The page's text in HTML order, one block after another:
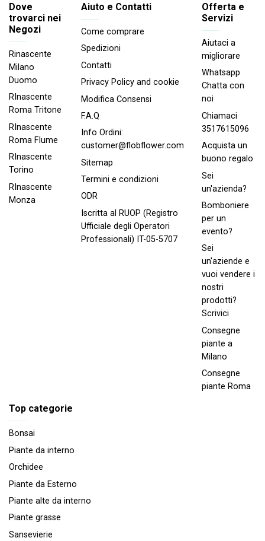
Dove
trovarci nei
Negozi
Rinascente
Milano
Duomo
RInascente
Roma Tritone
RInascente
Roma FIume
RInascente
Torino
RInascente
Monza
Aiuto e Contatti
Come comprare
Spedizioni
Contatti
Privacy Policy and cookie
Modifica Consensi
F.A.Q
Info Ordini:
customer@flobflower.com
Sitemap
Termini e condizioni
ODR
Iscritta al RUOP (Registro
Ufficiale degli Operatori
Professionali) IT-05-5707
Offerta e
Servizi
Aiutaci a
migliorare
Whatsapp
Chatta con
noi
Chiamaci
3517615096
Acquista un
buono regalo
Sei
un'azienda?
Bomboniere
per un
evento?
Sei
un'aziende e
vuoi vendere i
nostri
prodotti?
Scrivici
Consegne
piante a
Milano
Consegne
piante Roma
Top categorie
Bonsai
Piante da interno
Orchidee
Piante da Esterno
Piante alte da interno
Piante grasse
Sansevierie